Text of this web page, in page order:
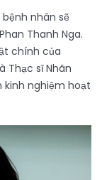
bệnh nhân sẽ
Thanh Nga.
chính của
Thạc sĩ Nhãn
kinh nghiệm hoạt